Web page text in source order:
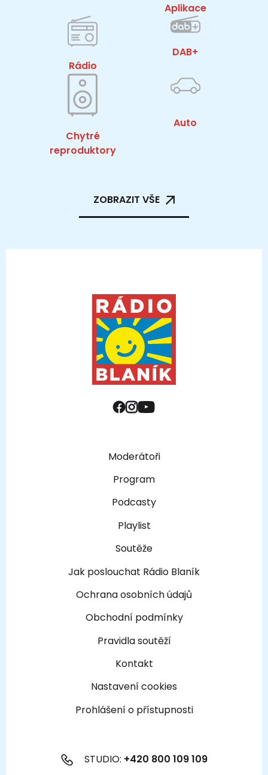
Aplikace
Rádio
DAB+
Chytré
reproduktory
Auto
ZOBRAZIT VŠE
Moderátoři
Program
Podcasty
Playlist
Soutěže
Jak poslouchat Rádio Blaník
Ochrana osobních údajů
Obchodní podmínky
Pravidla soutěží
Kontakt
Nastavení cookies
Prohlášení o přístupnosti
STUDIO: +420 800 109 109